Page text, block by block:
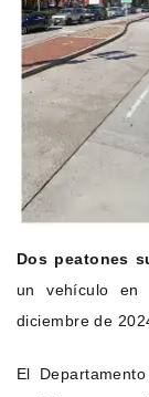
Dos peatones
un vehículo
diciembre de
El